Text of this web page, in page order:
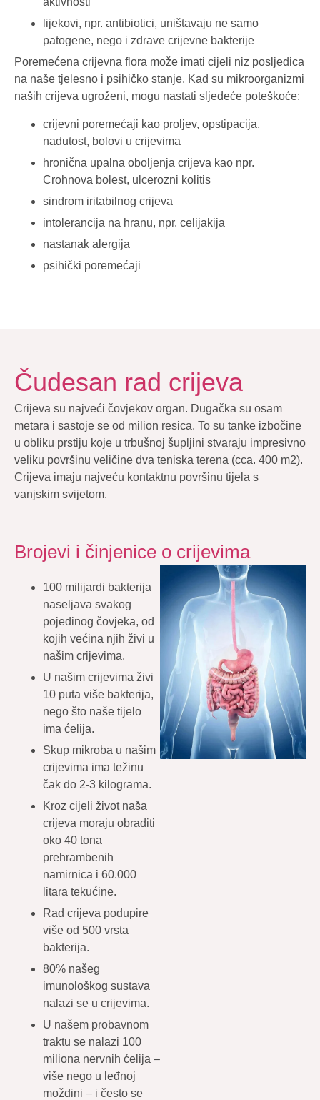
lijekovi, npr. antibiotici, uništavaju ne samo
patogene, nego i zdrave crijevne bakterije
Poremećena crijevna flora može imati cijeli niz posljedica
na naše tjelesno i psihičko stanje. Kad su mikroorganizmi
naših crijeva ugroženi, mogu nastati sljedeće poteškoće:
crijevni poremećaji kao proljev, opstipacija,
nadutost, bolovi u crijevima
hronična upalna oboljenja crijeva kao npr.
Crohnova bolest, ulcerozni kolitis
sindrom iritabilnog crijeva
intolerancija na hranu, npr. celijakija
nastanak alergija
psihički poremećaji
Čudesan rad crijeva
Crijeva su najveći čovjekov organ. Dugačka su osam
metara i sastoje se od milion resica. To su tanke izbočine
u obliku prstiju koje u trbušnoj šupljini stvaraju impresivno
veliku površinu veličine dva teniska terena (cca. 400 m2).
Crijeva imaju najveću kontaktnu površinu tijela s
vanjskim svijetom.
Brojevi i činjenice o crijevima
100 milijardi bakterija
naseljava svakog
pojedinog čovjeka, od
kojih većina njih živi u
našim crijevima.
U našim crijevima živi
10 puta više bakterija,
nego što naše tijelo
ima ćelija.
Skup mikroba u našim
crijevima ima težinu
čak do 2-3 kilograma.
Kroz cijeli život naša
crijeva moraju obraditi
oko 40 tona
prehrambenih
namirnica i 60.000
litara tekućine.
Rad crijeva podupire
više od 500 vrsta
bakterija.
80% našeg
imunološkog sustava
nalazi se u crijevima.
U našem probavnom
traktu se nalazi 100
miliona nervnih ćelija –
više nego u leđnoj
moždini – i često se